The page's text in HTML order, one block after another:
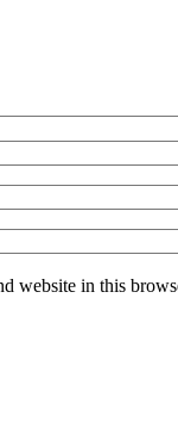
website in this